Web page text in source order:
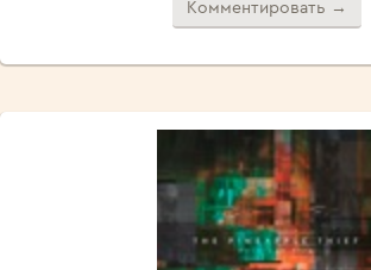
Комментировать →